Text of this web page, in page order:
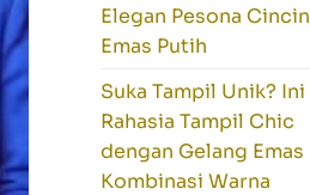
Elegan Pesona Cincin
Emas Putih
Suka Tampil Unik? Ini
Rahasia Tampil Chic
dengan Gelang Emas
Kombinasi Warna